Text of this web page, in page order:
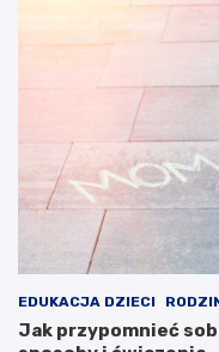
EDUKACJA DZIECI
Jak przypomnieć